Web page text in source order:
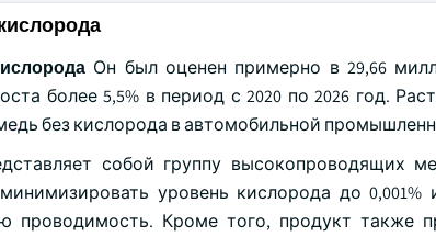
Он был оценен примерно в 29,66
более 5,5% в период с 2020 по 2026 год.
без кислорода в автомобильной
собой группу высокопроводящих
уровень кислорода до
проводимость. Кроме того, продукт также